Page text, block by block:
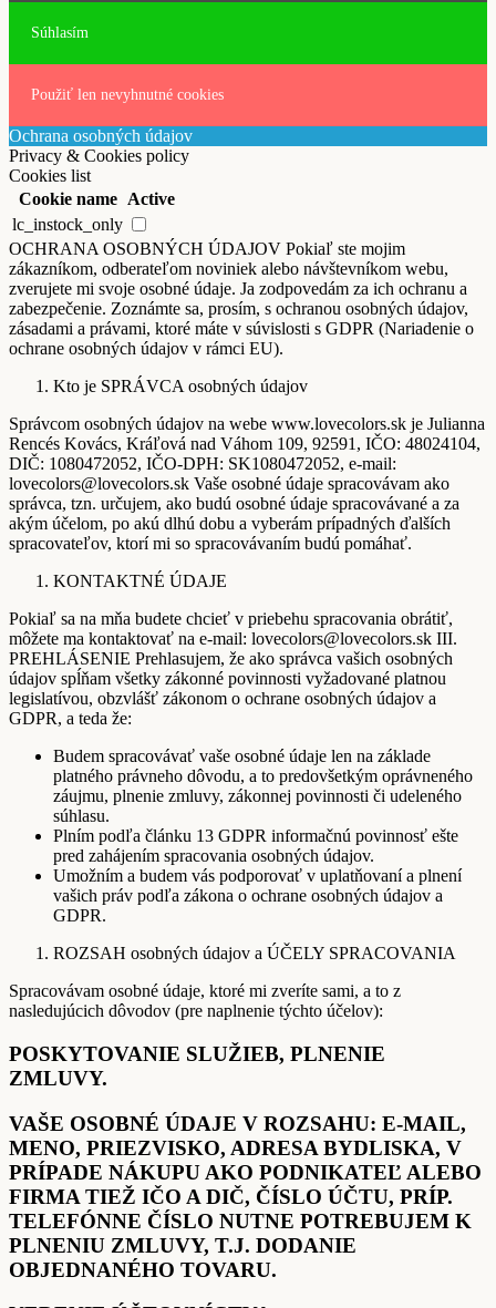
Súhlasím
Použiť len nevyhnutné cookies
Ochrana osobných údajov
Privacy & Cookies policy
Cookies list
Cookie name
Active
lc_instock_only
OCHRANA OSOBNÝCH ÚDAJOV Pokiaľ ste mojim
zákazníkom, odberateľom noviniek alebo návštevníkom webu,
zverujete mi svoje osobné údaje. Ja zodpovedám za ich ochranu a
zabezpečenie. Zoznámte sa, prosím, s ochranou osobných údajov,
zásadami a právami, ktoré máte v súvislosti s GDPR (Nariadenie o
ochrane osobných údajov v rámci EU).
Kto je SPRÁVCA osobných údajov
Správcom osobných údajov na webe www.lovecolors.sk je Julianna
Rencés Kovács, Kráľová nad Váhom 109, 92591, IČO: 48024104,
DIČ: 1080472052, IČO-DPH: SK1080472052, e-mail:
lovecolors@lovecolors.sk Vaše osobné údaje spracovávam ako
správca, tzn. určujem, ako budú osobné údaje spracovávané a za
akým účelom, po akú dlhú dobu a vyberám prípadných ďalších
spracovateľov, ktorí mi so spracovávaním budú pomáhať.
KONTAKTNÉ ÚDAJE
Pokiaľ sa na mňa budete chcieť v priebehu spracovania obrátiť,
môžete ma kontaktovať na e-mail: lovecolors@lovecolors.sk III.
PREHLÁSENIE Prehlasujem, že ako správca vašich osobných
údajov spĺňam všetky zákonné povinnosti vyžadované platnou
legislatívou, obzvlášť zákonom o ochrane osobných údajov a
GDPR, a teda že:
Budem spracovávať vaše osobné údaje len na základe
platného právneho dôvodu, a to predovšetkým oprávneného
záujmu, plnenie zmluvy, zákonnej povinnosti či udeleného
súhlasu.
Plním podľa článku 13 GDPR informačnú povinnosť ešte
pred zahájením spracovania osobných údajov.
Umožním a budem vás podporovať v uplatňovaní a plnení
vašich práv podľa zákona o ochrane osobných údajov a
GDPR.
ROZSAH osobných údajov a ÚČELY SPRACOVANIA
Spracovávam osobné údaje, ktoré mi zveríte sami, a to z
nasledujúcich dôvodov (pre naplnenie týchto účelov):
POSKYTOVANIE SLUŽIEB, PLNENIE
ZMLUVY.
VAŠE OSOBNÉ ÚDAJE V ROZSAHU: E-MAIL,
MENO, PRIEZVISKO, ADRESA BYDLISKA, V
PRÍPADE NÁKUPU AKO PODNIKATEĽ ALEBO
FIRMA TIEŽ IČO A DIČ, ČÍSLO ÚČTU, PRÍP.
TELEFÓNNE ČÍSLO NUTNE POTREBUJEM K
PLNENIU ZMLUVY, T.J. DODANIE
OBJEDNANÉHO TOVARU.